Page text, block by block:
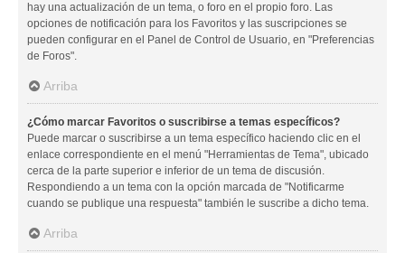
hay una actualización de un tema, o foro en el propio foro. Las
opciones de notificación para los Favoritos y las suscripciones se
pueden configurar en el Panel de Control de Usuario, en "Preferencias
de Foros".
Arriba
¿Cómo marcar Favoritos o suscribirse a temas específicos?
Puede marcar o suscribirse a un tema específico haciendo clic en el
enlace correspondiente en el menú "Herramientas de Tema", ubicado
cerca de la parte superior e inferior de un tema de discusión.
Respondiendo a un tema con la opción marcada de "Notificarme
cuando se publique una respuesta" también le suscribe a dicho tema.
Arriba